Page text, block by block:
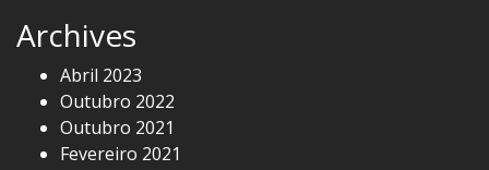
Archives
Abril 2023
Outubro 2022
Outubro 2021
Fevereiro 2021